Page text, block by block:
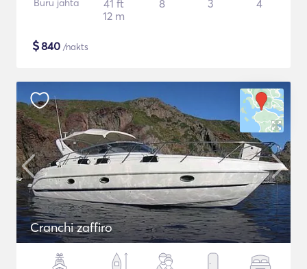
Buru jahta
41 ft
12 m
8 3 4
$840 /nakts
Cranchi zaffiro